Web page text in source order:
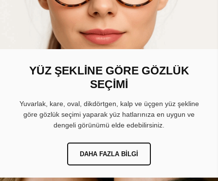
YÜZ ŞEKLİNE GÖRE GÖZLÜK
SEÇİMİ
Yuvarlak, kare, oval, dikdörtgen, kalp ve üçgen yüz şekline
göre gözlük seçimi yaparak yüz hatlarınıza en uygun ve
dengeli görünümü elde edebilirsiniz.
DAHA FAZLA BILGI